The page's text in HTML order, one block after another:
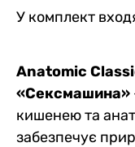
У комплект
Anatomic
«Сексмашина»
кишенею та
забезпечує